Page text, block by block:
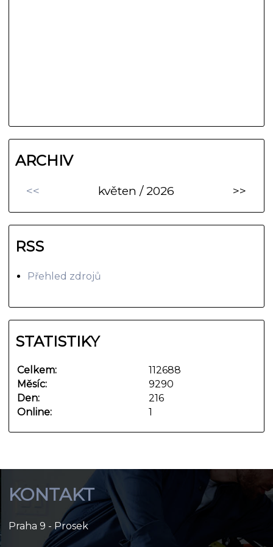
ARCHIV
<< květen / 2026 >>
RSS
Přehled zdrojů
STATISTIKY
Online: 1
Celkem:
112688
Měsíc:
9290
Den:
216
KONTAKT
Praha 9 - Prosek